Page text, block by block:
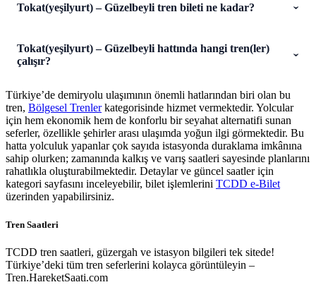
Tokat(yeşilyurt) – Güzelbeyli tren bileti ne kadar?
Tokat(yeşilyurt) – Güzelbeyli hattında hangi tren(ler)
çalışır?
Türkiye’de demiryolu ulaşımının önemli hatlarından biri olan bu
tren, Bölgesel Trenlerkategorisinde hizmet vermektedir. Yolcular
için hem ekonomik hem de konforlu bir seyahat alternatifi sunan
seferler, özellikle şehirler arası ulaşımda yoğun ilgi görmektedir. Bu
hatta yolculuk yapanlar çok sayıda istasyonda duraklama imkânına
sahip olurken; zamanında kalkış ve varış saatleri sayesinde planlarını
rahatlıkla oluşturabilmektedir. Detaylar ve güncel saatler için
kategori sayfasını inceleyebilir, bilet işlemlerini TCDD e-Bilet
üzerinden yapabilirsiniz.
Tren Saatleri
TCDD tren saatleri, güzergah ve istasyon bilgileri tek sitede!
Türkiye’deki tüm tren seferlerini kolayca görüntüleyin –
Tren.HareketSaati.com